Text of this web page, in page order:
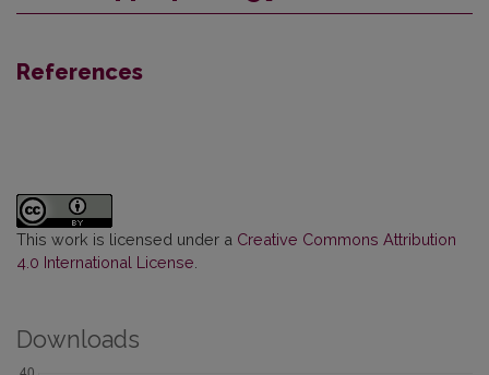
References
This work is licensed under a Creative Commons Attribution
4.0 International License
Downloads